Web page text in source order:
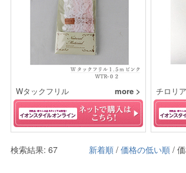
Wタックフリル more > チロリ
検索結果: 67 新着順 / 価格の低い順 /